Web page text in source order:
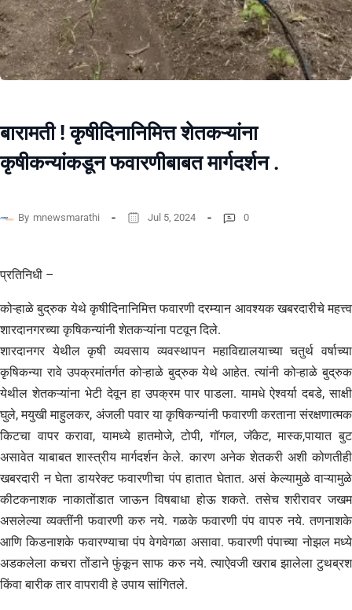
बारामती ! कृषीदिनानिमित्त शेतकऱ्यांना
कृषीकन्यांकडून फवारणीबाबत मार्गदर्शन .
By mnewsmarathi Jul 5, 2024 0
प्रतिनिधी –
कोऱ्हाळे बुद्रुक येथे कृषीदिनानिमित्त फवारणी दरम्यान आवश्यक खबरदारीचे महत्त्व
शारदानगरच्या कृषिकन्यांनी शेतकऱ्यांना पटवून दिले.
शारदानगर येथील कृषी व्यवसाय व्यवस्थापन महाविद्यालयाच्या चतुर्थ वर्षाच्या
कृषिकन्या रावे उपक्रमांतर्गत कोऱ्हाळे बुद्रुक येथे आहेत. त्यांनी कोऱ्हाळे बुद्रुक
येथील शेतकऱ्यांना भेटी देवून हा उपक्रम पार पाडला. यामधे ऐश्वर्या दबडे, साक्षी
घुले, मयुखी माहुलकर, अंजली पवार या कृषिकन्यांनी फवारणी करताना संरक्षणात्मक
किटचा वापर करावा, यामध्ये हातमोजे, टोपी, गॉगल, जॅकेट, मास्क,पायात बुट
असावेत याबाबत शास्त्रीय मार्गदर्शन केले. कारण अनेक शेतकरी अशी कोणतीही
खबरदारी न घेता डायरेक्ट फवारणीचा पंप हातात घेतात. असं केल्यामुळे वाऱ्यामुळे
कीटकनाशक नाकातोंडात जाऊन विषबाधा होऊ शकते. तसेच शरीरावर जखम
असलेल्या व्यक्तींनी फवारणी करु नये. गळके फवारणी पंप वापरु नये. तणनाशके
आणि किडनाशके फवारण्याचा पंप वेगवेगळा असावा. फवारणी पंपाच्या नोझल मध्ये
अडकलेला कचरा तोंडाने फुंकून साफ करु नये. त्याऐवजी खराब झालेला टुथब्रश
किंवा बारीक तार वापरावी हे उपाय सांगितले.